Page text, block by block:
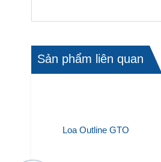
Sản phẩm liên quan
Loa Outline GTO